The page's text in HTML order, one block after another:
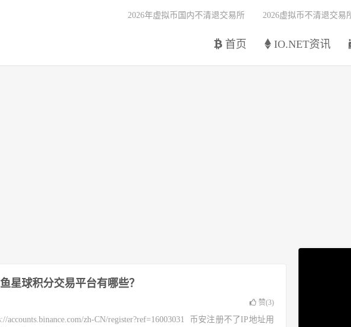
首页 IO.NET资讯
2026年虚拟币国内不清退交易所 2026虚拟币不清退交易
星球积分交易平台有哪些？
赞(3)
zh-CN/register?ref=16003031 币安注册不了IP地址用